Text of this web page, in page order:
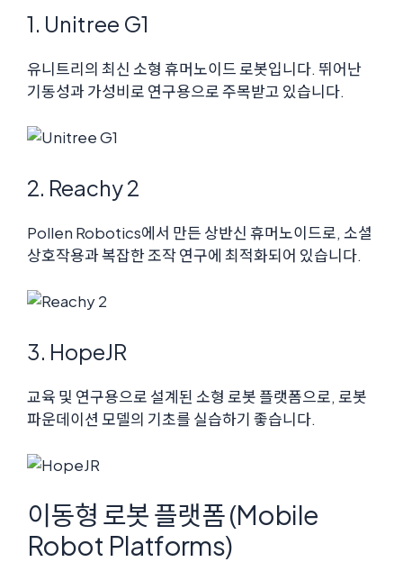
1. Unitree G1
유니트리의 최신 소형 휴머노이드 로봇입니다. 뛰어난
기동성과 가성비로 연구용으로 주목받고 있습니다.
2. Reachy 2
Pollen Robotics에서 만든 상반신 휴머노이드로, 소셜
상호작용과 복잡한 조작 연구에 최적화되어 있습니다.
3. HopeJR
교육 및 연구용으로 설계된 소형 로봇 플랫폼으로, 로봇
파운데이션 모델의 기초를 실습하기 좋습니다.
이동형 로봇 플랫폼 (Mobile
Robot Platforms)